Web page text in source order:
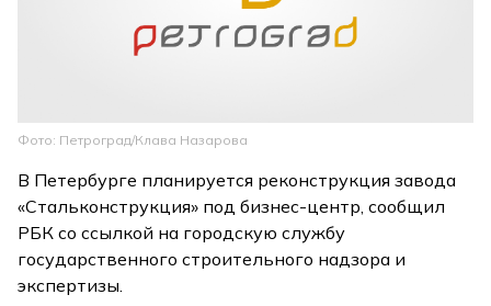
Фото: Петроград/Клава Назарова
В Петербурге планируется реконструкция завода
«Стальконструкция» под бизнес-центр, сообщил
РБК со ссылкой на городскую службу
государственного строительного надзора и
экспертизы.